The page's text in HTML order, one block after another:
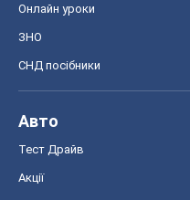
Онлайн уроки
ЗНО
СНД посібники
Авто
Тест Драйв
Акції